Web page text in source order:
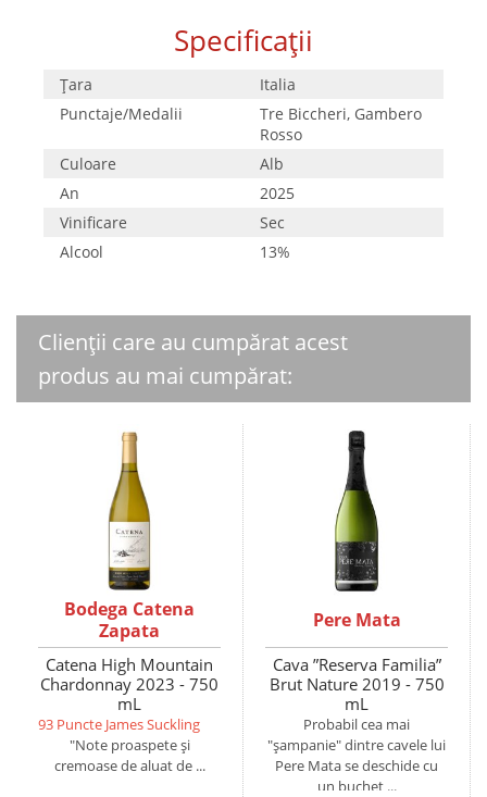
Specificații
Țara
Italia
Punctaje/Medalii
Tre Biccheri, Gambero
Rosso
Culoare
Alb
An
2025
Vinificare
Sec
Alcool
13%
Clienții care au cumpărat acest
produs au mai cumpărat:
Bodega Catena
Zapata
Catena High Mountain
Chardonnay 2023 - 750
mL
93 Puncte James Suckling
"Note proaspete și
cremoase de aluat de ...
Pere Mata
Cava ”Reserva Familia”
Brut Nature 2019 - 750
mL
Probabil cea mai
"șampanie" dintre cavele lui
Pere Mata se deschide cu
un buchet ...